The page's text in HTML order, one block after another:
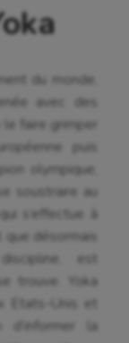
du monde,
avec des
faire grimper
puis
olympique,
soustraire au
s’effectue à
que désormais
est
trouve. Yoka
Etats-Unis et
la